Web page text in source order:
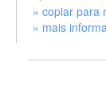
» copiar para
» mais